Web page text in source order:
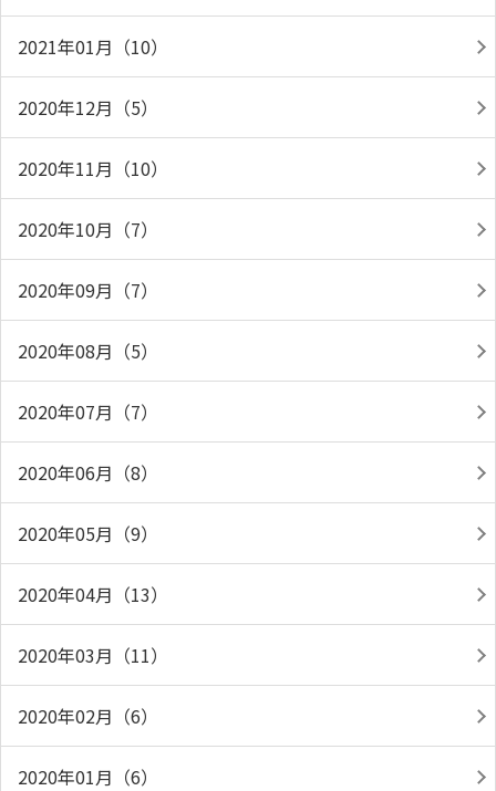
2021年01月（10）
2020年12月（5）
2020年11月（10）
2020年10月（7）
2020年09月（7）
2020年08月（5）
2020年07月（7）
2020年06月（8）
2020年05月（9）
2020年04月（13）
2020年03月（11）
2020年02月（6）
2020年01月（6）